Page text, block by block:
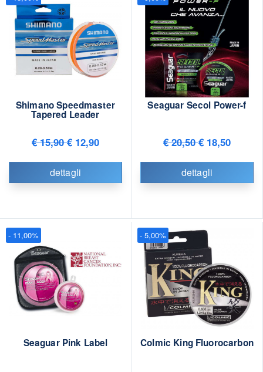
Shimano Speedmaster
Tapered Leader
€ 15,90€ 12,90
dettagli
Seaguar Secol Power-f
€ 20,50€ 18,50
dettagli
Seaguar Pink Label
- 11,00%
Colmic King Fluorocarbon
- 5,00%